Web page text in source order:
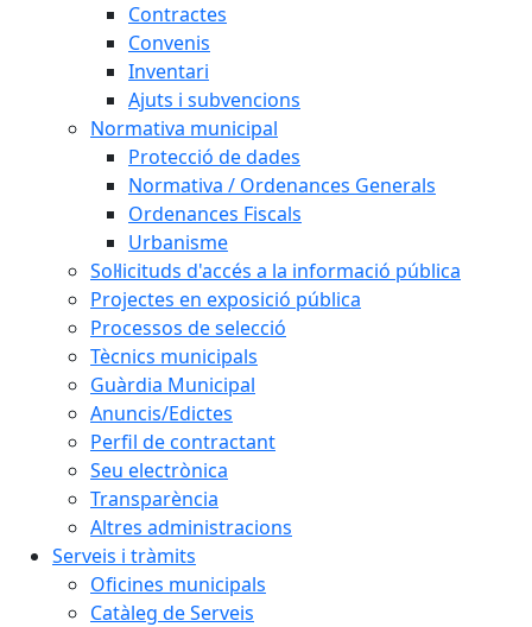
Contractes
Convenis
Inventari
Ajuts i subvencions
Normativa municipal
Protecció de dades
Normativa / Ordenances Generals
Ordenances Fiscals
Urbanisme
Sol·licituds d'accés a la informació pública
Projectes en exposició pública
Processos de selecció
Tècnics municipals
Guàrdia Municipal
Anuncis/Edictes
Perfil de contractant
Seu electrònica
Transparència
Altres administracions
Serveis i tràmits
Oficines municipals
Catàleg de Serveis